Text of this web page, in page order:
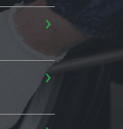
›
›